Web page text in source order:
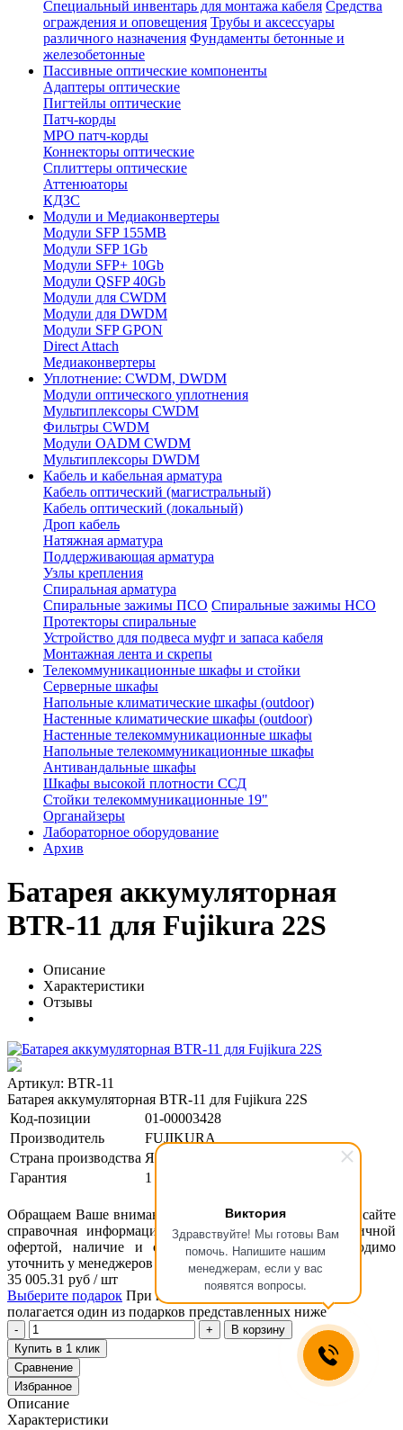
Виктория
Здравствуйте! Мы готовы Вам
помочь. Напишите нашим
менеджерам, если у вас
появятся вопросы.
Специальный инвентарь для монтажа кабеля Средства
ограждения и оповещения Трубы и аксессуары
различного назначения Фундаменты бетонные и
железобетонные
Пассивные оптические компоненты
Адаптеры оптические
Пигтейлы оптические
Патч-корды
MPO патч-корды
Коннекторы оптические
Сплиттеры оптические
Аттенюаторы
КДЗС
Модули и Медиаконвертеры
Модули SFP 155MB
Модули SFP 1Gb
Модули SFP+ 10Gb
Модули QSFP 40Gb
Модули для CWDM
Модули для DWDM
Модули SFP GPON
Direct Attach
Медиаконвертеры
Уплотнение: CWDM, DWDM
Модули оптического уплотнения
Мультиплексоры CWDM
Фильтры CWDM
Модули OADM CWDM
Мультиплексоры DWDM
Кабель и кабельная арматура
Кабель оптический (магистральный)
Кабель оптический (локальный)
Дроп кабель
Натяжная арматура
Поддерживающая арматура
Узлы крепления
Спиральная арматура
Спиральные зажимы ПСО Спиральные зажимы НСО
Протекторы спиральные
Устройство для подвеса муфт и запаса кабеля
Монтажная лента и скрепы
Телекоммуникационные шкафы и стойки
Серверные шкафы
Напольные климатические шкафы (outdoor)
Настенные климатические шкафы (outdoor)
Настенные телекоммуникационные шкафы
Напольные телекоммуникационные шкафы
Антивандальные шкафы
Шкафы высокой плотности ССД
Стойки телекоммуникационные 19"
Органайзеры
Лабораторное оборудование
Архив
Батарея аккумуляторная
BTR-11 для Fujikura 22S
Описание
Характеристики
Отзывы
Артикул: BTR-11
Батарея аккумуляторная BTR-11 для Fujikura 22S
Код-позиции
01-00003428
Производитель
FUJIKURA
Страна производства Япония
Гарантия
1 год
Обращаем Ваше внимание, что размещенная на данном сайте
справочная информация о товарах не является публичной
офертой, наличие и стоимость оборудования необходимо
уточнить у менеджеров ООО "Концепт Технологии".
35 005.31 руб / шт
Выберите подарок При покупке данного товара вам
полагается один из подарков представленных ниже
В корзину
Купить в 1 клик
Сравнение
Избранное
Описание
Характеристики